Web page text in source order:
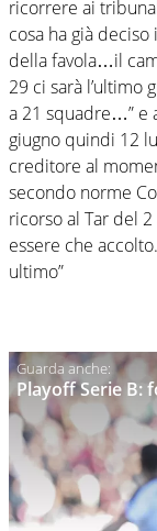
ricorrere ai
cosa ha già
della favola…il
29 ci sarà
a 21 squadre…” e
giugno quindi 12
creditore al
secondo norme
ricorso al Tar del
essere che
ultimo”
Playoff Serie B: